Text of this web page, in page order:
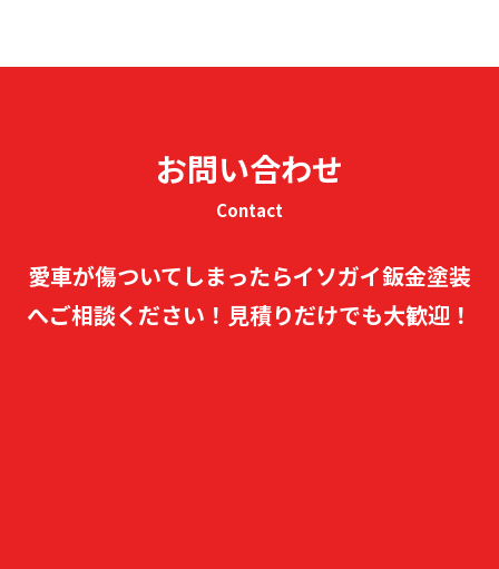
お問い合わせ
Contact
愛車が傷ついてしまったらイソガイ鈑金塗装
へご相談ください！ 見積りだけでも大歓迎！